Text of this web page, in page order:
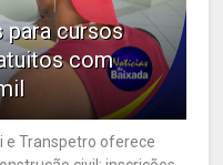
para cursos
com
e Transpetro oferece